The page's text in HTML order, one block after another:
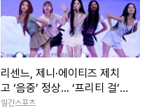
리센느, 제니·에이티즈 제치
고 ‘음중’ 정상... ‘프리티 걸’ 1
위
일간스포츠